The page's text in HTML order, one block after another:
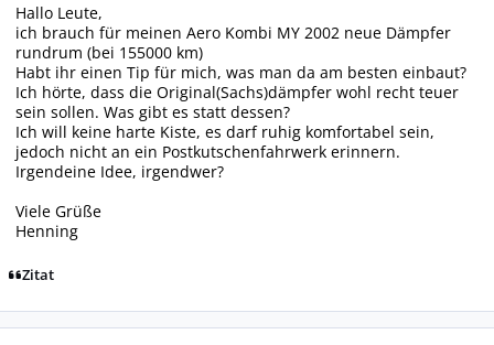
Hallo Leute,
ich brauch für meinen Aero Kombi MY 2002 neue Dämpfer
rundrum (bei 155000 km)
Habt ihr einen Tip für mich, was man da am besten einbaut?
Ich hörte, dass die Original(Sachs)dämpfer wohl recht teuer
sein sollen. Was gibt es statt dessen?
Ich will keine harte Kiste, es darf ruhig komfortabel sein,
jedoch nicht an ein Postkutschenfahrwerk erinnern.
Irgendeine Idee, irgendwer?
Viele Grüße
Henning
Zitat